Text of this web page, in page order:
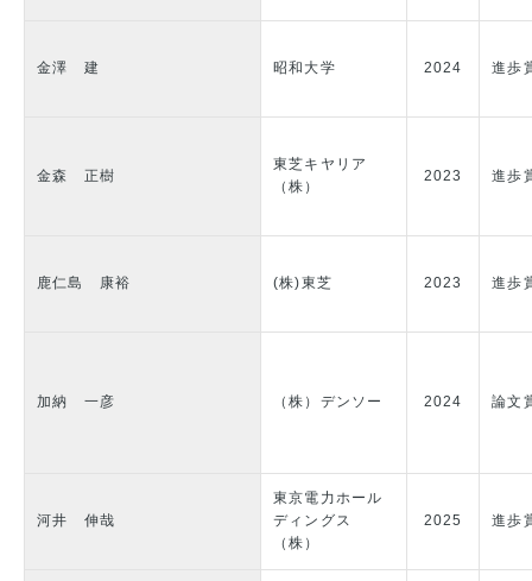
金澤 建 昭和大学 2024 進歩
金森 正樹
東芝キヤリア
（株）
2023 進歩
鹿仁島 康裕 (株)東芝 2023 進歩
加納 一彦 （株）デンソー 2024 論文
河井 伸哉
東京電力ホール
ディングス
（株）
2025 進歩